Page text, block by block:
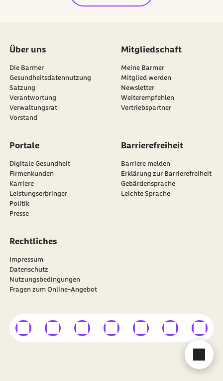
Über uns
Die Barmer
Gesundheitsdatennutzung
Satzung
Verantwortung
Verwaltungsrat
Vorstand
Mitgliedschaft
Meine Barmer
Mitglied werden
Newsletter
externer Link:
Weiterempfehlen
Vertriebspartner
Portale
Digitale Gesundheit
Firmenkunden
Karriere
Leistungserbringer
Politik
Presse
Barrierefreiheit
Barriere melden
Erklärung zur Barrierefreiheit
Gebärdensprache
Leichte Sprache
Rechtliches
Impressum
Datenschutz
Nutzungsbedingungen
Fragen zum Online-Angebot
Besuchen Sie dieBARMER auf
externer Linkexterner Linkexterner Linkexterner Linkexterner Linkexterner Link